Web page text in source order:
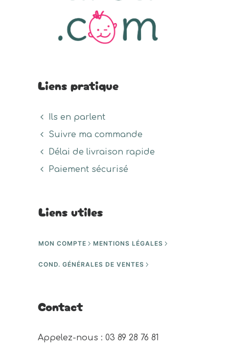
Liens pratique
Ils en parlent
Suivre ma commande
Délai de livraison rapide
Paiement sécurisé
Liens utiles
MON COMPTE MENTIONS LÉGALES
COND. GÉNÉRALES DE VENTES
Contact
Appelez-nous : 03 89 28 76 81